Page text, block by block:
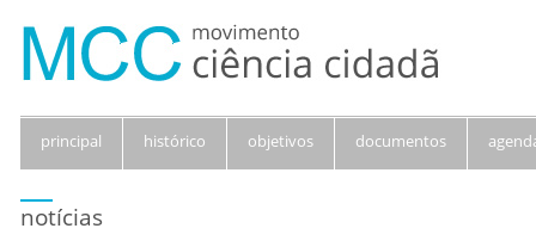
principal histórico objetivos documentos
notícias